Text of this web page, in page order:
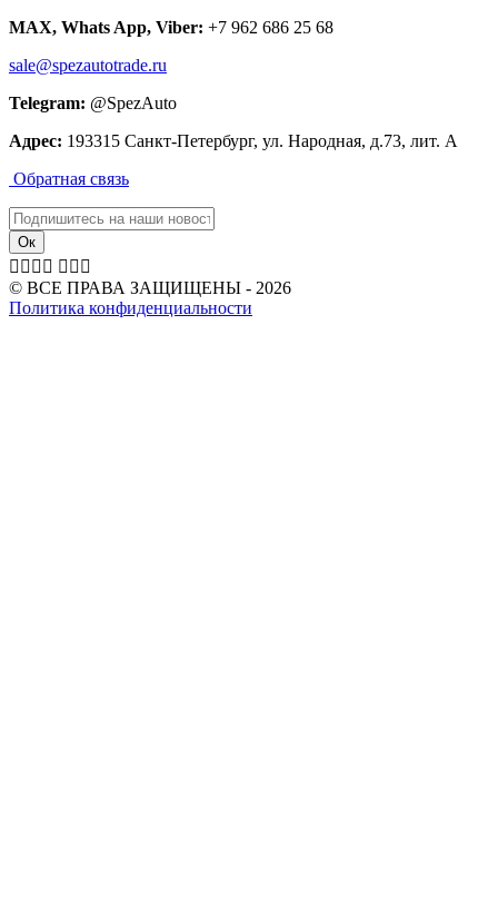
MAX, Whats App, Viber: +7 962 686 25 68
sale@spezautotrade.ru
Telegram: @SpezAuto
Адрес: 193315 Санкт-Петербург, ул. Народная, д.73, лит. А
Обратная связь
      
© ВСЕ ПРАВА ЗАЩИЩЕНЫ - 2026
Политика конфиденциальности